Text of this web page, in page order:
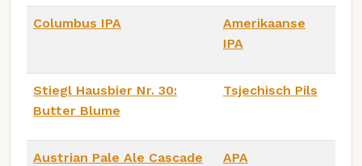
Columbus IPA
Amerikaanse
IPA
Stiegl Hausbier Nr. 30:
Butter Blume
Tsjechisch Pils
Austrian Pale Ale Cascade APA